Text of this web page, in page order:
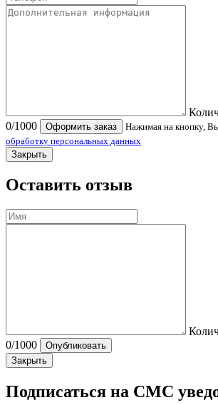
0/1000 Оформить заказ
Нажимая на кнопку, Вы
обработку персональных данных
Закрыть
Оставить отзыв
0/1000
Опубликовать
Закрыть
Подписаться на СМС